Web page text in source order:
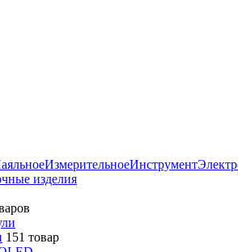
ИзмерительноеИнструмент
изделия
151 товар